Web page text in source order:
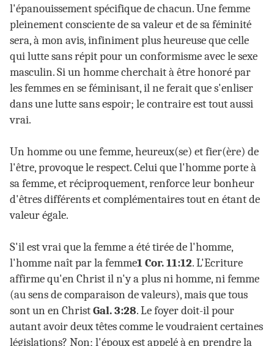
l'épanouissement spécifique de chacun. Une femme
pleinement consciente de sa valeur et de sa féminité
sera, à mon avis, infiniment plus heureuse que celle
qui lutte sans répit pour un conformisme avec le sexe
masculin. Si un homme cherchait à être honoré par
les femmes en se féminisant, il ne ferait que s'enliser
dans une lutte sans espoir; le contraire est tout aussi
vrai.
Un homme ou une femme, heureux(se) et fier(ère) de
l'être, provoque le respect. Celui que l'homme porte à
sa femme, et réciproquement, renforce leur bonheur
d'êtres différents et complémentaires tout en étant de
valeur égale.
S'il est vrai que la femme a été tirée de l'homme,
l'homme naît par la femme1 Cor. 11:12. L'Ecriture
affirme qu'en Christ il n'y a plus ni homme, ni femme
(au sens de comparaison de valeurs), mais que tous
sont un en ChristGal. 3:28. Le foyer doit-il pour
autant avoir deux têtes comme le voudraient certaines
législations? Non; l'époux est appelé à en prendre la